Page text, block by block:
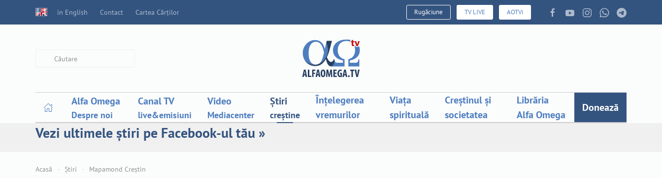
in English Contact Cartea Cărților Rugăciune TV LIVE AOTVi
Alfa Omega
Despre noi
Canal TV
live&emisiuni
Video
Mediacenter
Știri
creștine
Înțelegerea
vremurilor
Viața
spirituală
Creștinul și
societatea
Librăria
Alfa Omega
Donează
Vezi ultimele știri pe Facebook-ul tău »
Acasă Știri Mapamond Creștin